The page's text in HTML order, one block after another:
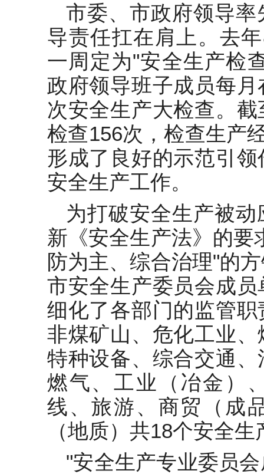
市委、市政府领导
导责任扛在肩上。去
一周定为"安全生产检
政府领导班子成员每
次安全生产大检查。
检查156次，检查生产
形成了良好的示范引
安全生产工作。
为打破安全生产被
新《安全生产法》的要
防为主、综合治理"的
市安全生产委员会成
细化了各部门的监管
非煤矿山、危化工业
特种设备、综合交通
燃气、工业（冶金）
线、旅游、商贸（成
（地质）共18个安全
"安全生产专业委员